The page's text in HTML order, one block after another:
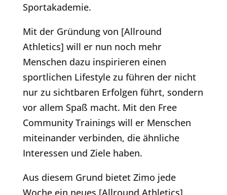
Sportakademie.
Mit der Gründung von [Allround
Athletics] will er nun noch mehr
Menschen dazu inspirieren einen
sportlichen Lifestyle zu führen der nicht
nur zu sichtbaren Erfolgen führt, sondern
vor allem Spaß macht. Mit den Free
Community Trainings will er Menschen
miteinander verbinden, die ähnliche
Interessen und Ziele haben.
Aus diesem Grund bietet Zimo jede
Woche ein neues [Allround Athletics]